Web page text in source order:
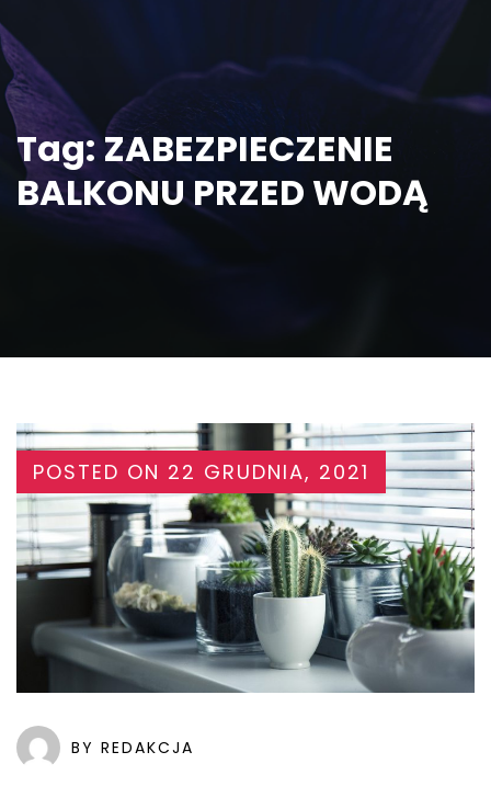
Tag:ZABEZPIECZENIE
BALKONU PRZED WODĄ
POSTED ON 22 GRUDNIA, 2021
BY REDAKCJA